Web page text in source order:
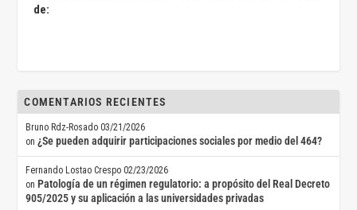
de:
COMENTARIOS RECIENTES
Bruno Rdz-Rosado 03/21/2026
on¿Se pueden adquirir participaciones sociales por medio del 464?
Fernando Lostao Crespo 02/23/2026
on Patología de un régimen regulatorio: a propósito del Real Decreto
905/2025 y su aplicación a las universidades privadas